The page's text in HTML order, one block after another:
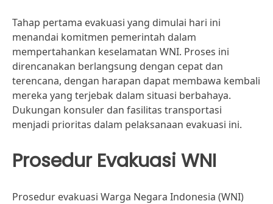
Tahap pertama evakuasi yang dimulai hari ini
menandai komitmen pemerintah dalam
mempertahankan keselamatan WNI. Proses ini
direncanakan berlangsung dengan cepat dan
terencana, dengan harapan dapat membawa kembali
mereka yang terjebak dalam situasi berbahaya.
Dukungan konsuler dan fasilitas transportasi
menjadi prioritas dalam pelaksanaan evakuasi ini.
Prosedur Evakuasi WNI
Prosedur evakuasi Warga Negara Indonesia (WNI)